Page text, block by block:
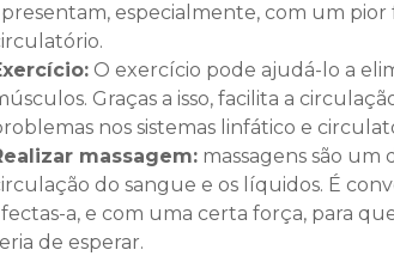
especialmente, com um
O exercício pode ajudá-lo a
Graças a isso, facilita a
nos sistemas linfático e
massagem: massagens são
do sangue e os líquidos. É
a, e com uma certa força, para
de esperar.